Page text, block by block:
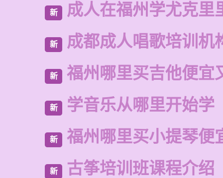
新 成人在福州学尤克里
新 成都成人唱歌培训机
新 福州哪里买吉他便宜
新 学音乐从哪里开始学
新 福州哪里买小提琴便
新 古筝培训班课程介绍